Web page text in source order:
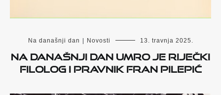
Na današnji dan | Novosti 13. travnja 2025.
Na današnji dan umro je riječki
filolog i pravnik Fran Pilepić